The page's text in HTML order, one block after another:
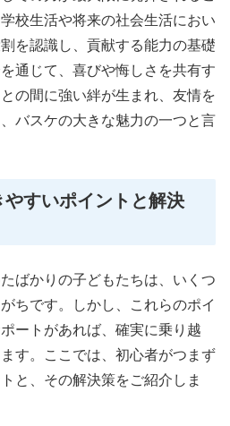
校生活や将来の社会生活におい
を認識し、貢献する能力の基礎
通じて、喜びや悔しさを共有す
の間に強い絆が生まれ、友情を
バスケの大きな魅力の一つと言
すいポイントと解決
ばかりの子どもたちは、いくつ
ちです。しかし、これらのポイ
ートがあれば、確実に乗り越
す。ここでは、初心者がつまず
と、その解決策をご紹介しま